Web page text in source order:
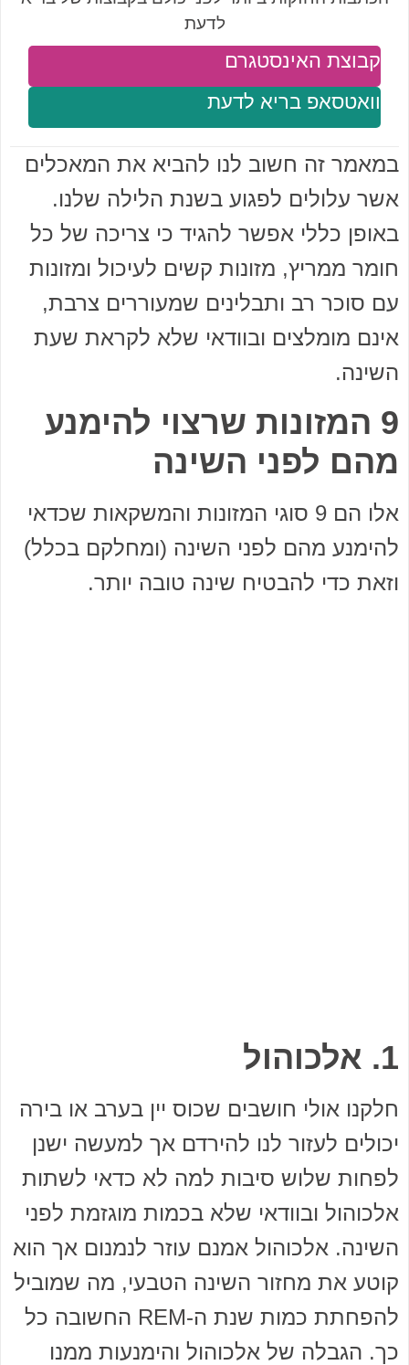
לדעת
וואטסאפ בריא לדעת
קבוצת האינסטגרם
במאמר זה חשוב לנו להביא את המאכלים
אשר עלולים לפגוע בשנת הלילה שלנו.
באופן כללי אפשר להגיד כי צריכה של כל
חומר ממריץ, מזונות קשים לעיכול ומזונות
עם סוכר רב ותבלינים שמעוררים צרבת,
אינם מומלצים ובוודאי שלא לקראת שעת
השינה.
9 המזונות שרצוי להימנע
מהם לפני השינה
אלו הם 9 סוגי המזונות והמשקאות שכדאי
להימנע מהם לפני השינה (ומחלקם בכלל)
וזאת כדי להבטיח שינה טובה יותר.
1. אלכוהול
חלקנו אולי חושבים שכוס יין בערב או בירה
יכולים לעזור לנו להירדם אך למעשה ישנן
לפחות שלוש סיבות למה לא כדאי לשתות
אלכוהול ובוודאי שלא בכמות מוגזמת לפני
השינה. אלכוהול אמנם עוזר לנמנום אך הוא
קוטע את מחזור השינה הטבעי, מה שמוביל
להפחתת כמות שנת ה-REM החשובה כל
כך. הגבלה של אלכוהול והימנעות ממנו